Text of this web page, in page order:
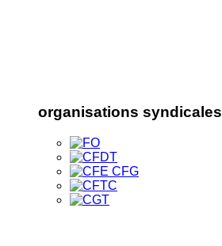
organisations syndicales